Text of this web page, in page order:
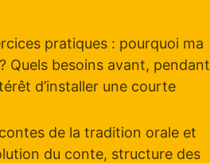
pratiques : pourquoi ma
Quels besoins avant, pendant
d’installer une courte
de la tradition orale et
du conte, structure des